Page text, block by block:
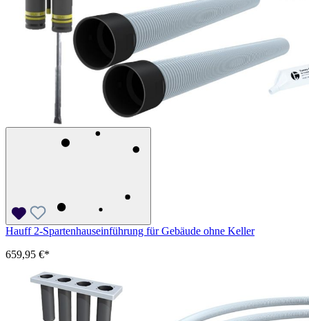
Hauff 2-Spartenhauseinführung für Gebäude ohne Keller
659,95 €*